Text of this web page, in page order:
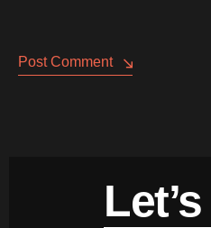
Post Comment